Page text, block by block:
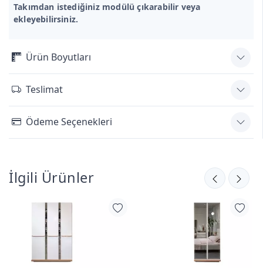
Takımdan istediğiniz modülü çıkarabilir veya
ekleyebilirsiniz.
Ürün Boyutları
Teslimat
Ödeme Seçenekleri
İlgili Ürünler